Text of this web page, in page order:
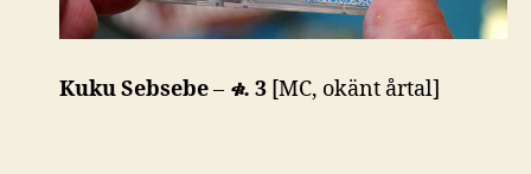
Kuku Sebsebe– ቁ. 3 [MC, okänt årtal]